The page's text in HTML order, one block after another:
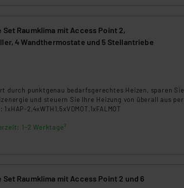
Set Raumklima mit Access Point 2,
4 Wandthermostate und 5 Stellantriebe
durch punktgenau bedarfsgerechtes Heizen, sparen Sie
und steuern Sie Ihre Heizung von überall aus per
2,4xWTH1,5xVDMOT,1xFALMOT
1-2 Werktage²
Set Raumklima mit Access Point 2 und 6